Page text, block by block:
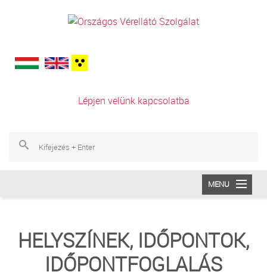
Lépjen velünk kapcsolatba
MENU
VÉRADÁS
HELYSZÍNEK, IDŐPONTOK,
IDŐPONTFOGLALÁS